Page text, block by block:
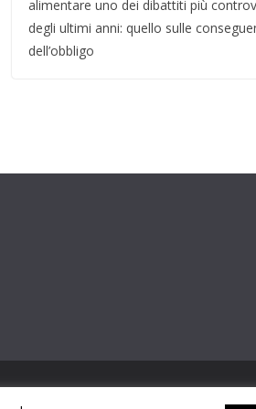
alimentare uno dei dibattiti più
degli ultimi anni: quello sulle
dell’obbligo